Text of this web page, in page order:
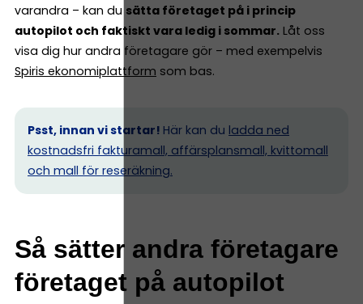
varandra – kan du sätta företaget på i princip
autopilot och faktiskt vara ledig i sommar. Låt oss
visa dig hur andra företagare gör – med exempelvis
Spiris ekonomiplattform som bas.
Psst, innan vi startar! Här kan du ladda ned
kostnadsfri fakturamall, affärsplansmall, kvittomall
och mall för reseräkning.
Så sätter andra företagare
företaget på autopilot